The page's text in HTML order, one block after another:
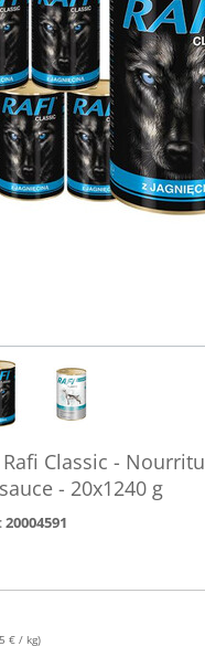
Rafi Classic -
- 20x1240 g
20004591
€ / kg)